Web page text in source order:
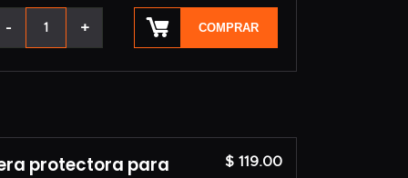
- + COMPRAR
protectora para
$ 119.00